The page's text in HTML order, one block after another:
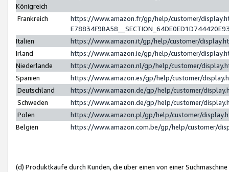
Königreich
Frankreich
https://www.amazon.fr/gp/help/customer/
Italien
https://www.amazon.it/gp/help/customer/
Irland
https://www.amazon.ie/gp/help/customer/
Niederlande
https://www.amazon.nl/gp/help/customer/
Spanien
https://www.amazon.es/gp/help/customer/
Deutschland
https://www.amazon.de/gp/help/customer/
Schweden
https://www.amazon.de/gp/help/customer/
Polen
https://www.amazon.pl/gp/help/customer/
Belgien
https://www.amazon.com.be/gp/help/customer/
(d) Produktkäufe durch Kunden, die über einen von einer